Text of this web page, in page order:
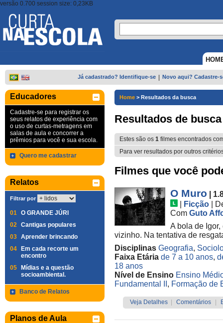
versão 0.700 session size: 0,23KB
Já cadastrado? Identifique-se Novo aqui? Cadastre-
Educadores
Cadastre-se para registrar os
seus relatos de experiência com
o uso de curtas-metragens em
salas de aula e concorrer a
prêmios para você e sua escola.
Quero me cadastrar
Relatos
Filtrar por
01 O GRANDE JÚRI
02 Cantigas populares
03 Aprender brincando
04
Em cada recorte um
encontro
05
Mídias e a questão
socioambiental.
Banco de Relatos
Planos de Aula
Home > Resultados da busca
Resultados de busca
Estes são os 1 filmes encontrados
Para ver resultados por outros
Filmes que você
O Muro
|
Ficção
Com Guto
A bola de
vizinho. Na tentativa de
Disciplinas Geografia,
Faixa Etária de 7 a 10 anos,
18 anos
Nível de Ensino Ensino
Fundamental II , Formação de
Veja Detalhes Comentários